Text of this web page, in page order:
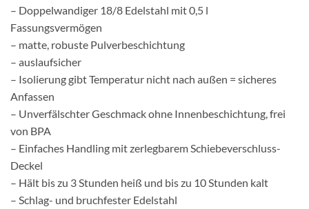
– Doppelwandiger 18/8 Edelstahl mit 0,5 l
Fassungsvermögen
– matte, robuste Pulverbeschichtung
– auslaufsicher
– Isolierung gibt Temperatur nicht nach außen = sicheres
Anfassen
– Unverfälschter Geschmack ohne Innenbeschichtung, frei
von BPA
– Einfaches Handling mit zerlegbarem Schiebeverschluss-
Deckel
– Hält bis zu 3 Stunden heiß und bis zu 10 Stunden kalt
– Schlag- und bruchfester Edelstahl